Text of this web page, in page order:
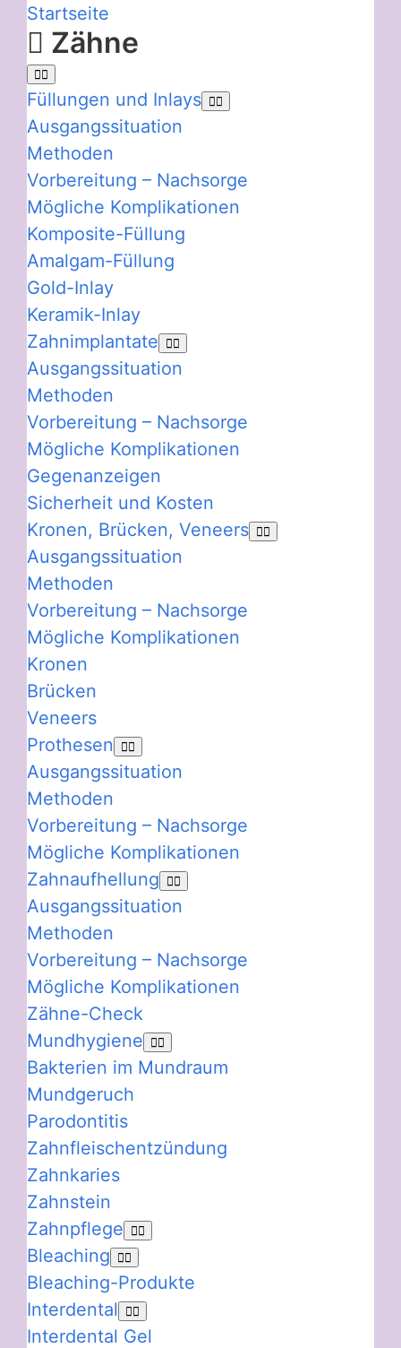
Startseite
Zähne
Füllungen und Inlays
Ausgangssituation
Methoden
Vorbereitung – Nachsorge
Mögliche Komplikationen
Komposite-Füllung
Amalgam-Füllung
Gold-Inlay
Keramik-Inlay
Zahnimplantate
Ausgangssituation
Methoden
Vorbereitung – Nachsorge
Mögliche Komplikationen
Gegenanzeigen
Sicherheit und Kosten
Kronen, Brücken, Veneers
Ausgangssituation
Methoden
Vorbereitung – Nachsorge
Mögliche Komplikationen
Kronen
Brücken
Veneers
Prothesen
Ausgangssituation
Methoden
Vorbereitung – Nachsorge
Mögliche Komplikationen
Zahnaufhellung
Ausgangssituation
Methoden
Vorbereitung – Nachsorge
Mögliche Komplikationen
Zähne-Check
Mundhygiene
Bakterien im Mundraum
Mundgeruch
Parodontitis
Zahnfleischentzündung
Zahnkaries
Zahnstein
Zahnpflege
Bleaching
Bleaching-Produkte
Interdental
Interdental Gel